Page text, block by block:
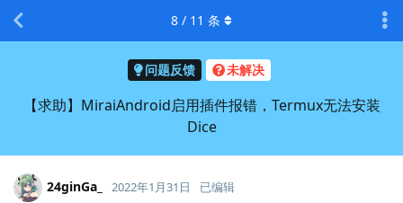
问题反馈 未解决
【求助】MiraiAndroid启用插件报错，Termux无法安装
Dice
8 / 11 条
24ginGa_ 2022年1月31日 已编辑